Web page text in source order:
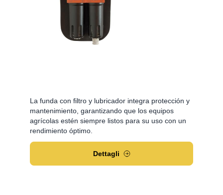
La funda con filtro y lubricador integra protección y
mantenimiento, garantizando que los equipos
agrícolas estén siempre listos para su uso con un
rendimiento óptimo.
Dettagli